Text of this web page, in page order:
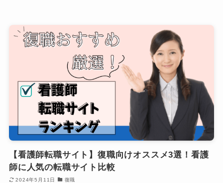
【看護師転職サイト】復職向けオススメ3選！看護
師に人気の転職サイト比較
2024年5月11日 復職